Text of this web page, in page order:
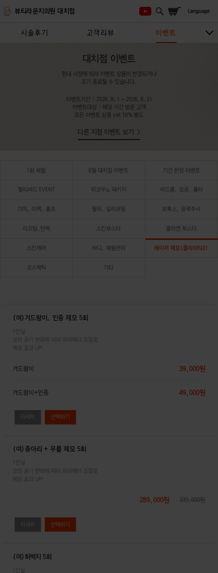
뷰티라운지의원 대치점
시술후기 고객리뷰 이벤트
지점안내
대치점 이벤트
이벤트기간 : 2026.8.1 ~ 2026.8.31
이벤트대상 : 해당 기간 방문 고객
원내 사정에 따라 이벤트 상품이 변경되거나
조기 종료될 수 있습니다.
모든 이벤트 상품 vat 10% 별도
다른 지점 이벤트 보기
1회 체험 8월 대치점 이벤트 기간 한정 이벤트
얼리버드 EVENT 위코우노 패키지 여드름, 모공, 흉터
기미, 미백, 홍조 필러, 실리프팅 보톡스, 윤곽주사
리프팅,탄력 스킨부스터 콜라겐 부스터
스킨케어 바디, 체형관리 레이저 제모(클라리티2)
코스메틱 기타
(여)겨드랑이, 인중 제모 5회
모의 굵기 변화에 따라 파라메터 조절로
제모 효과 UP!
자세히
겨드랑이 39,000원
겨드랑이+인중 49,000원
(여)종아리 + 무릎 제모 5회
모의 굵기 변화에 따라 파라메터 조절로
제모 효과 UP!
자세히
289,000원 339,000원
(여)허벅지 5회